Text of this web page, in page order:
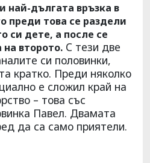
най-дългата връзка в
преди това се раздели
си дете, а после се
второто. С тези две
си половинки,
кратко. Преди няколко
е сложил край на
– това със
Павел. Двамата
да са само приятели.